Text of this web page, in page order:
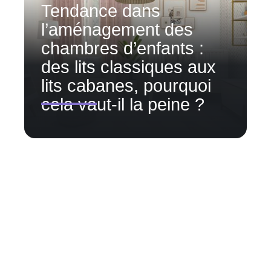
Tendance dans
l’aménagement des
chambres d’enfants :
des lits classiques aux
lits cabanes, pourquoi
cela vaut-il la peine ?